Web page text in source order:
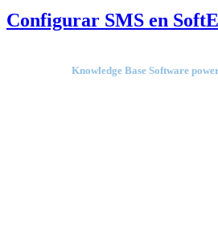
Configurar SMS en
Knowledge Base Software